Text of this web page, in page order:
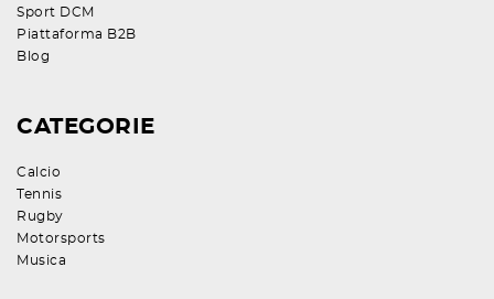
Sport DCM
Piattaforma B2B
Blog
CATEGORIE
Calcio
Tennis
Rugby
Motorsports
Musica